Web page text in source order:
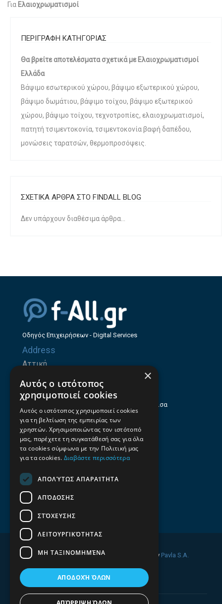
Για Ελαιοχρωματισμοί
ΠΕΡΙΓΡΑΦΗ ΚΑΤΗΓΟΡΙΑΣ
Θα βρείτε αποτελέσματα σχετικά με Ελαιοχρωματισμοί
Ελλάδα
Βάψιμο εσωτερικού χώρου, βάψιμο εξωτερικού χώρου,
βάψιμο δωμάτιου, βάψιμο τοίχου, βάψιμο εξωτερικού
χώρου, βάψιμο τοίχου, τεχνοτροπίες, ελαιοχρωματισμοί,
πατητή τσιμεντοκονία, τσιμεντοκονία βαφή δαπέδου,
μονώσεις ταρατσών, θερμοπροσόψεις.
ΣΧΕΤΙΚΑ ΑΡΘΡΑ ΣΤΟ FINDALL BLOG
Δεν υπάρχουν διαθέσιμα άρθρα...
Οδηγός Επιχειρήσεων - Digital Services
Address
Αττική
Θεσσαλία
Ηρώων Πολυτεχνείου 214 (1ος Όροφος), Λάρισα
Επαγγελματικός οδηγός Λάρισας
Emails
Contacts
+30 2106100088
+30 2410533884
© 2026 FINDALL. All rights reserved. Developed by Pavla S.A.
×
Αυτός ο ιστότοπος
χρησιμοποιεί cookies
Αυτός ο ιστότοπος χρησιμοποιεί cookies
για τη βελτίωση της εμπειρίας των
χρηστών. Χρησιμοποιώντας τον ιστότοπό
μας, παρέχετε τη συγκατάθεσή σας για όλα
τα cookies σύμφωνα με την Πολιτική μας
για τα cookies. Διαβάστε περισσότερα
ΑΠΟΛΎΤΩΣ ΑΠΑΡΑΊΤΗΤΑ
ΑΠΌΔΟΣΗΣ
ΣΤΌΧΕΥΣΗΣ
ΛΕΙΤΟΥΡΓΙΚΌΤΗΤΑΣ
ΜΗ ΤΑΞΙΝΟΜΗΜΈΝΑ
ΑΠΟΔΟΧΉ ΌΛΩΝ